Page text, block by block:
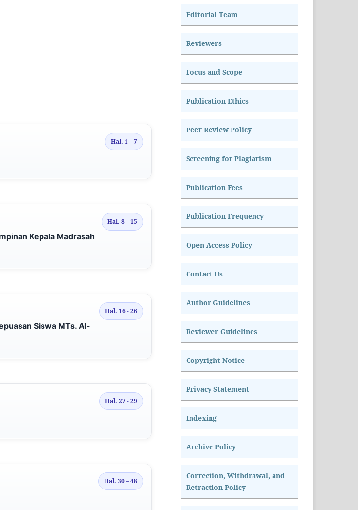
Hal. 1 – 7
Kepala Madrasah
Hal. 8 – 15
Siswa MTs. Al-
Hal. 16 - 26
Hal. 27 - 29
Hal. 30 – 48
Editorial Team
Reviewers
Focus and Scope
Publication Ethics
Peer Review Policy
Screening for Plagiarism
Publication Fees
Publication Frequency
Open Access Policy
Contact Us
Author Guidelines
Reviewer Guidelines
Copyright Notice
Privacy Statement
Indexing
Archive Policy
Correction, Withdrawal, and
Retraction Policy